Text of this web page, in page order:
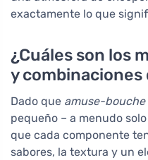
exactamente lo que
¿Cuáles son los
y combinaciones
Dado que amuse-bouche
pequeño – a menudo
que cada componente
sabores, la textura y un